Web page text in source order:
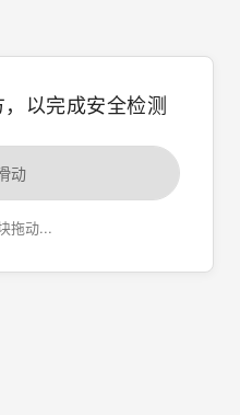
以完成安全检测
动
拖动...